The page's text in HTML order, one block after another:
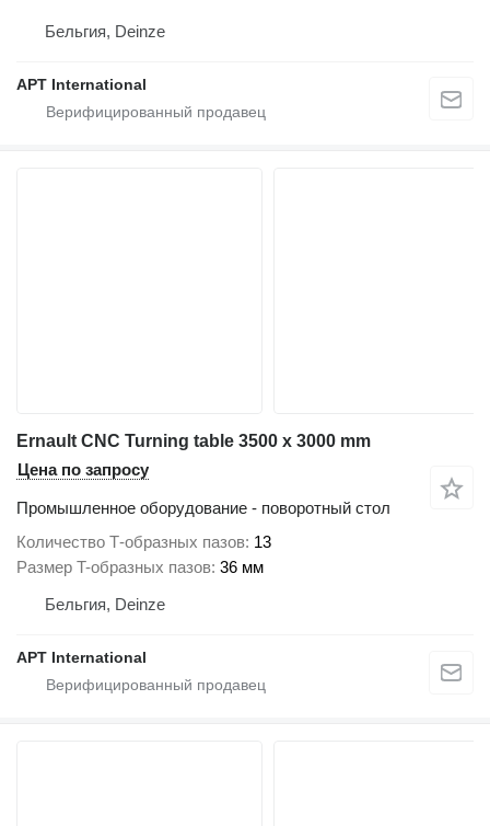
Бельгия, Deinze
APT International
Ernault CNC Turning table 3500 x 3000 mm
Цена по запросу
Промышленное оборудование - поворотный стол
Количество Т-образных пазов 13
Размер T-образных пазов 36 мм
Бельгия, Deinze
APT International